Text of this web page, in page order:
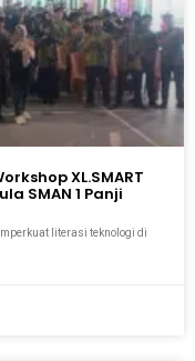
XL.SMART
SMAN 1 Panji
literasi teknologi di